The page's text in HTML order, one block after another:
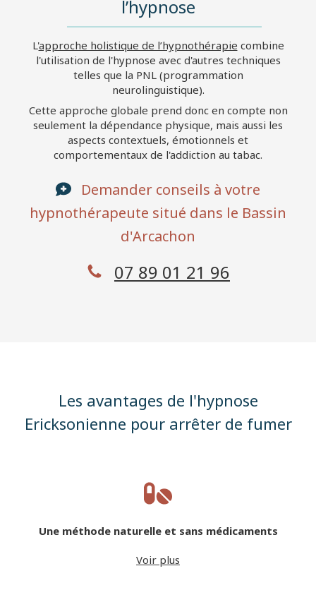
l’hypnose
L'approche holistique de l’hypnothérapie combine
l'utilisation de l'hypnose avec d'autres techniques
telles que la PNL (programmation
neurolinguistique).
Cette approche globale prend donc en compte non
seulement la dépendance physique, mais aussi les
aspects contextuels, émotionnels et
comportementaux de l'addiction au tabac.
Demander conseils à votre
hypnothérapeute situé dans le Bassin
d'Arcachon
07 89 01 21 96
Les avantages de l'hypnose
Ericksonienne pour arrêter de fumer
Une méthode naturelle et sans médicaments
Voir plus